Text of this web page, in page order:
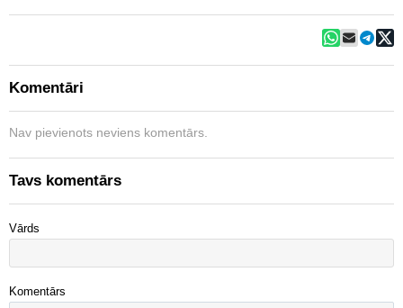
Komentāri
Nav pievienots neviens komentārs.
Tavs komentārs
Vārds
Komentārs